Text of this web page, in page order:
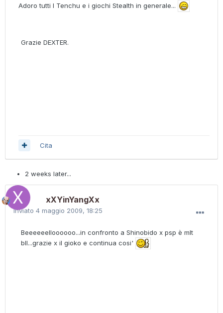
Adoro tutti I Tenchu e i giochi Stealth in generale...
Grazie DEXTER.
Cita
2 weeks later...
xXYinYangXx
Inviato 4 maggio 2009, 18:25
Beeeeeelloooooo...in confronto a Shinobido x psp è mlt
bll...grazie x il gioko e continua cosi'